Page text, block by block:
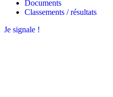
Documents
Classements / résultats
Je signale !